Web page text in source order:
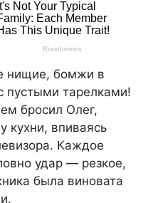
нищие, бомжи в
пустыми тарелками!
бросил Олег,
кухни, впиваясь
Каждое
удар — резкое,
была виновата